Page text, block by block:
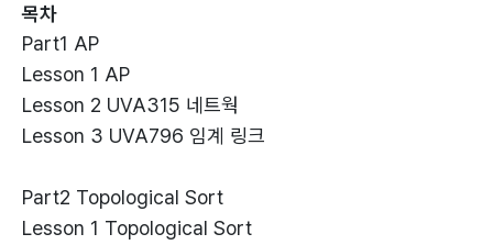
목차
Part1 AP
Lesson 1 AP
Lesson 2 UVA315 네트웍
Lesson 3 UVA796 임계 링크
Part2 Topological Sort
Lesson 1 Topological Sort